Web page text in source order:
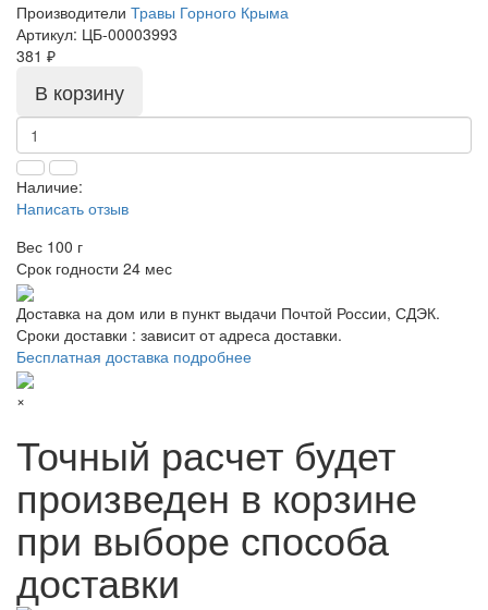
Производители Травы Горного Крыма
Артикул: ЦБ-00003993
381 ₽
В корзину
Наличие:
Написать отзыв
Вес 100 г
Срок годности 24 мес
Доставка на дом или в пункт выдачи Почтой России, СДЭК.
Сроки доставки : зависит от адреса доставки.
Бесплатная доставка подробнее
×
Точный расчет будет
произведен в корзине
при выборе способа
доставки